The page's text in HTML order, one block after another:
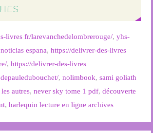
livres fr/larevanchedelombrerouge/,yhs-
noticias espana,https://delivrer-des-livres
,https://delivrer-des-livres
,nolimbook,sami goliath
autres,never sky tome 1 pdf,découverte
,harlequin lecture en ligne archives